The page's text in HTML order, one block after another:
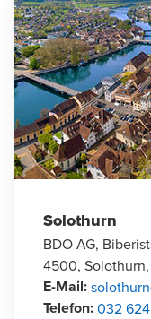
Solothurn
BDO AG,
4500,
E-Mail:
Telefon:032